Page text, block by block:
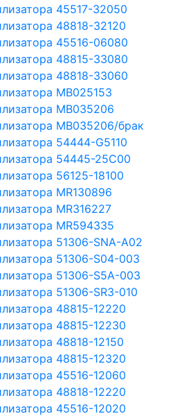
45517-32050
48818-32120
45516-06080
48815-33080
48818-33060
MB025153
MB035206
MB035206/брак
54444-G5110
54445-25C00
56125-18100
MR130896
MR316227
MR594335
51306-SNA-A02
51306-S04-003
51306-S5A-003
51306-SR3-010
48815-12220
48815-12230
48818-12150
48815-12320
45516-12060
48818-12220
45516-12020